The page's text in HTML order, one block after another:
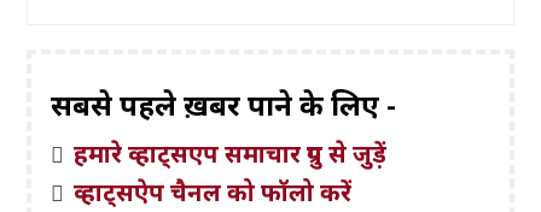
सबसे पहले ख़बरें पाने के लिए -
हमारे व्हाट्सएप समाचार ग्रुप से जुड़ें
व्हाट्सऐप चैनल को फॉलो करें